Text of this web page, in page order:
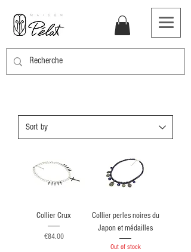
Collier Crux
Price
€84.00
Collier perles noires du
Japon et médailles
Out of stock